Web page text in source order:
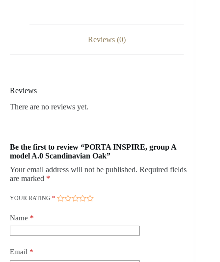
Reviews (0)
Reviews
There are no reviews yet.
Be the first to review “PORTA INSPIRE, group A
model A.0 Scandinavian Oak”
Your email address will not be published. Required fields
are marked *
YOUR RATING *
Name *
Email *